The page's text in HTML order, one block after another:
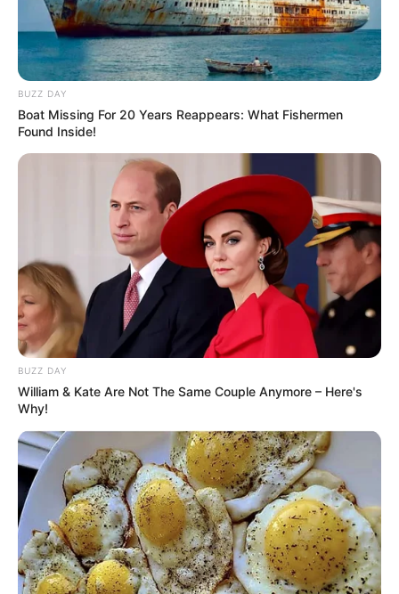
BUZZ DAY
Boat Missing For 20 Years Reappears: What Fishermen
Found Inside!
BUZZ DAY
William & Kate Are Not The Same Couple Anymore – Here's
Why!